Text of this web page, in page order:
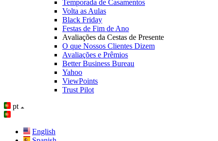
Temporada de Casamentos
Volta as Aulas
Black Friday
Festas de Fim de Ano
Avaliações da Cestas de Presente
O que Nossos Clientes Dizem
Avaliações e Prêmios
Better Business Bureau
Yahoo
ViewPoints
Trust Pilot
pt
English